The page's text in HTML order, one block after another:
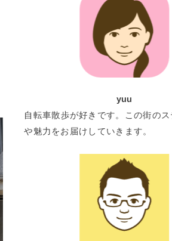
yuu
自転車散歩が好きです。この街の
や魅力をお届けしていきます。